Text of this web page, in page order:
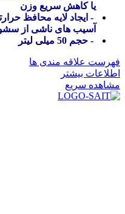
یا کاهش سریع وزن
- ایجاد لایه محافظ
آسیب های ناشی از
- حجم 50 میلی لیتر
فهرست علاقه مندی ها
اطلاعات بیشتر
مشاهده سریع